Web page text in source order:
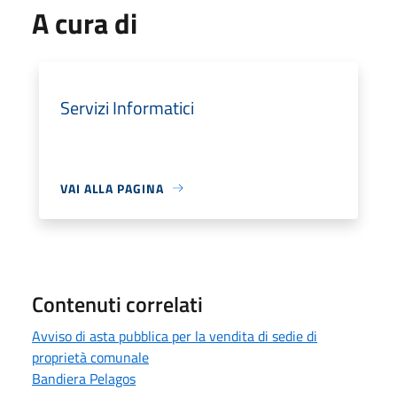
A cura di
Servizi Informatici
VAI ALLA PAGINA
Contenuti correlati
Avviso di asta pubblica per la vendita di sedie di
proprietà comunale
Bandiera Pelagos